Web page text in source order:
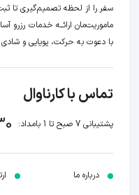
سفر را از لحظه‌ تصمیم‌گیری تا
ماموریت‌مان اراﺋــﻪ خدمات
با دعوت به حرکت، پویایی و
تماس با کارناوال
پشتیبانی 7 صبح تا 1 بامداد:
درباره ما